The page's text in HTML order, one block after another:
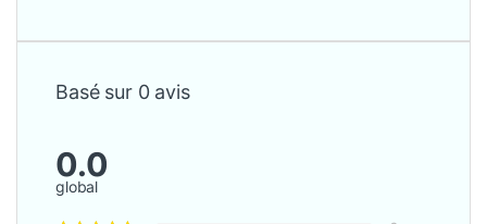
Basé sur 0 avis
0.0
global